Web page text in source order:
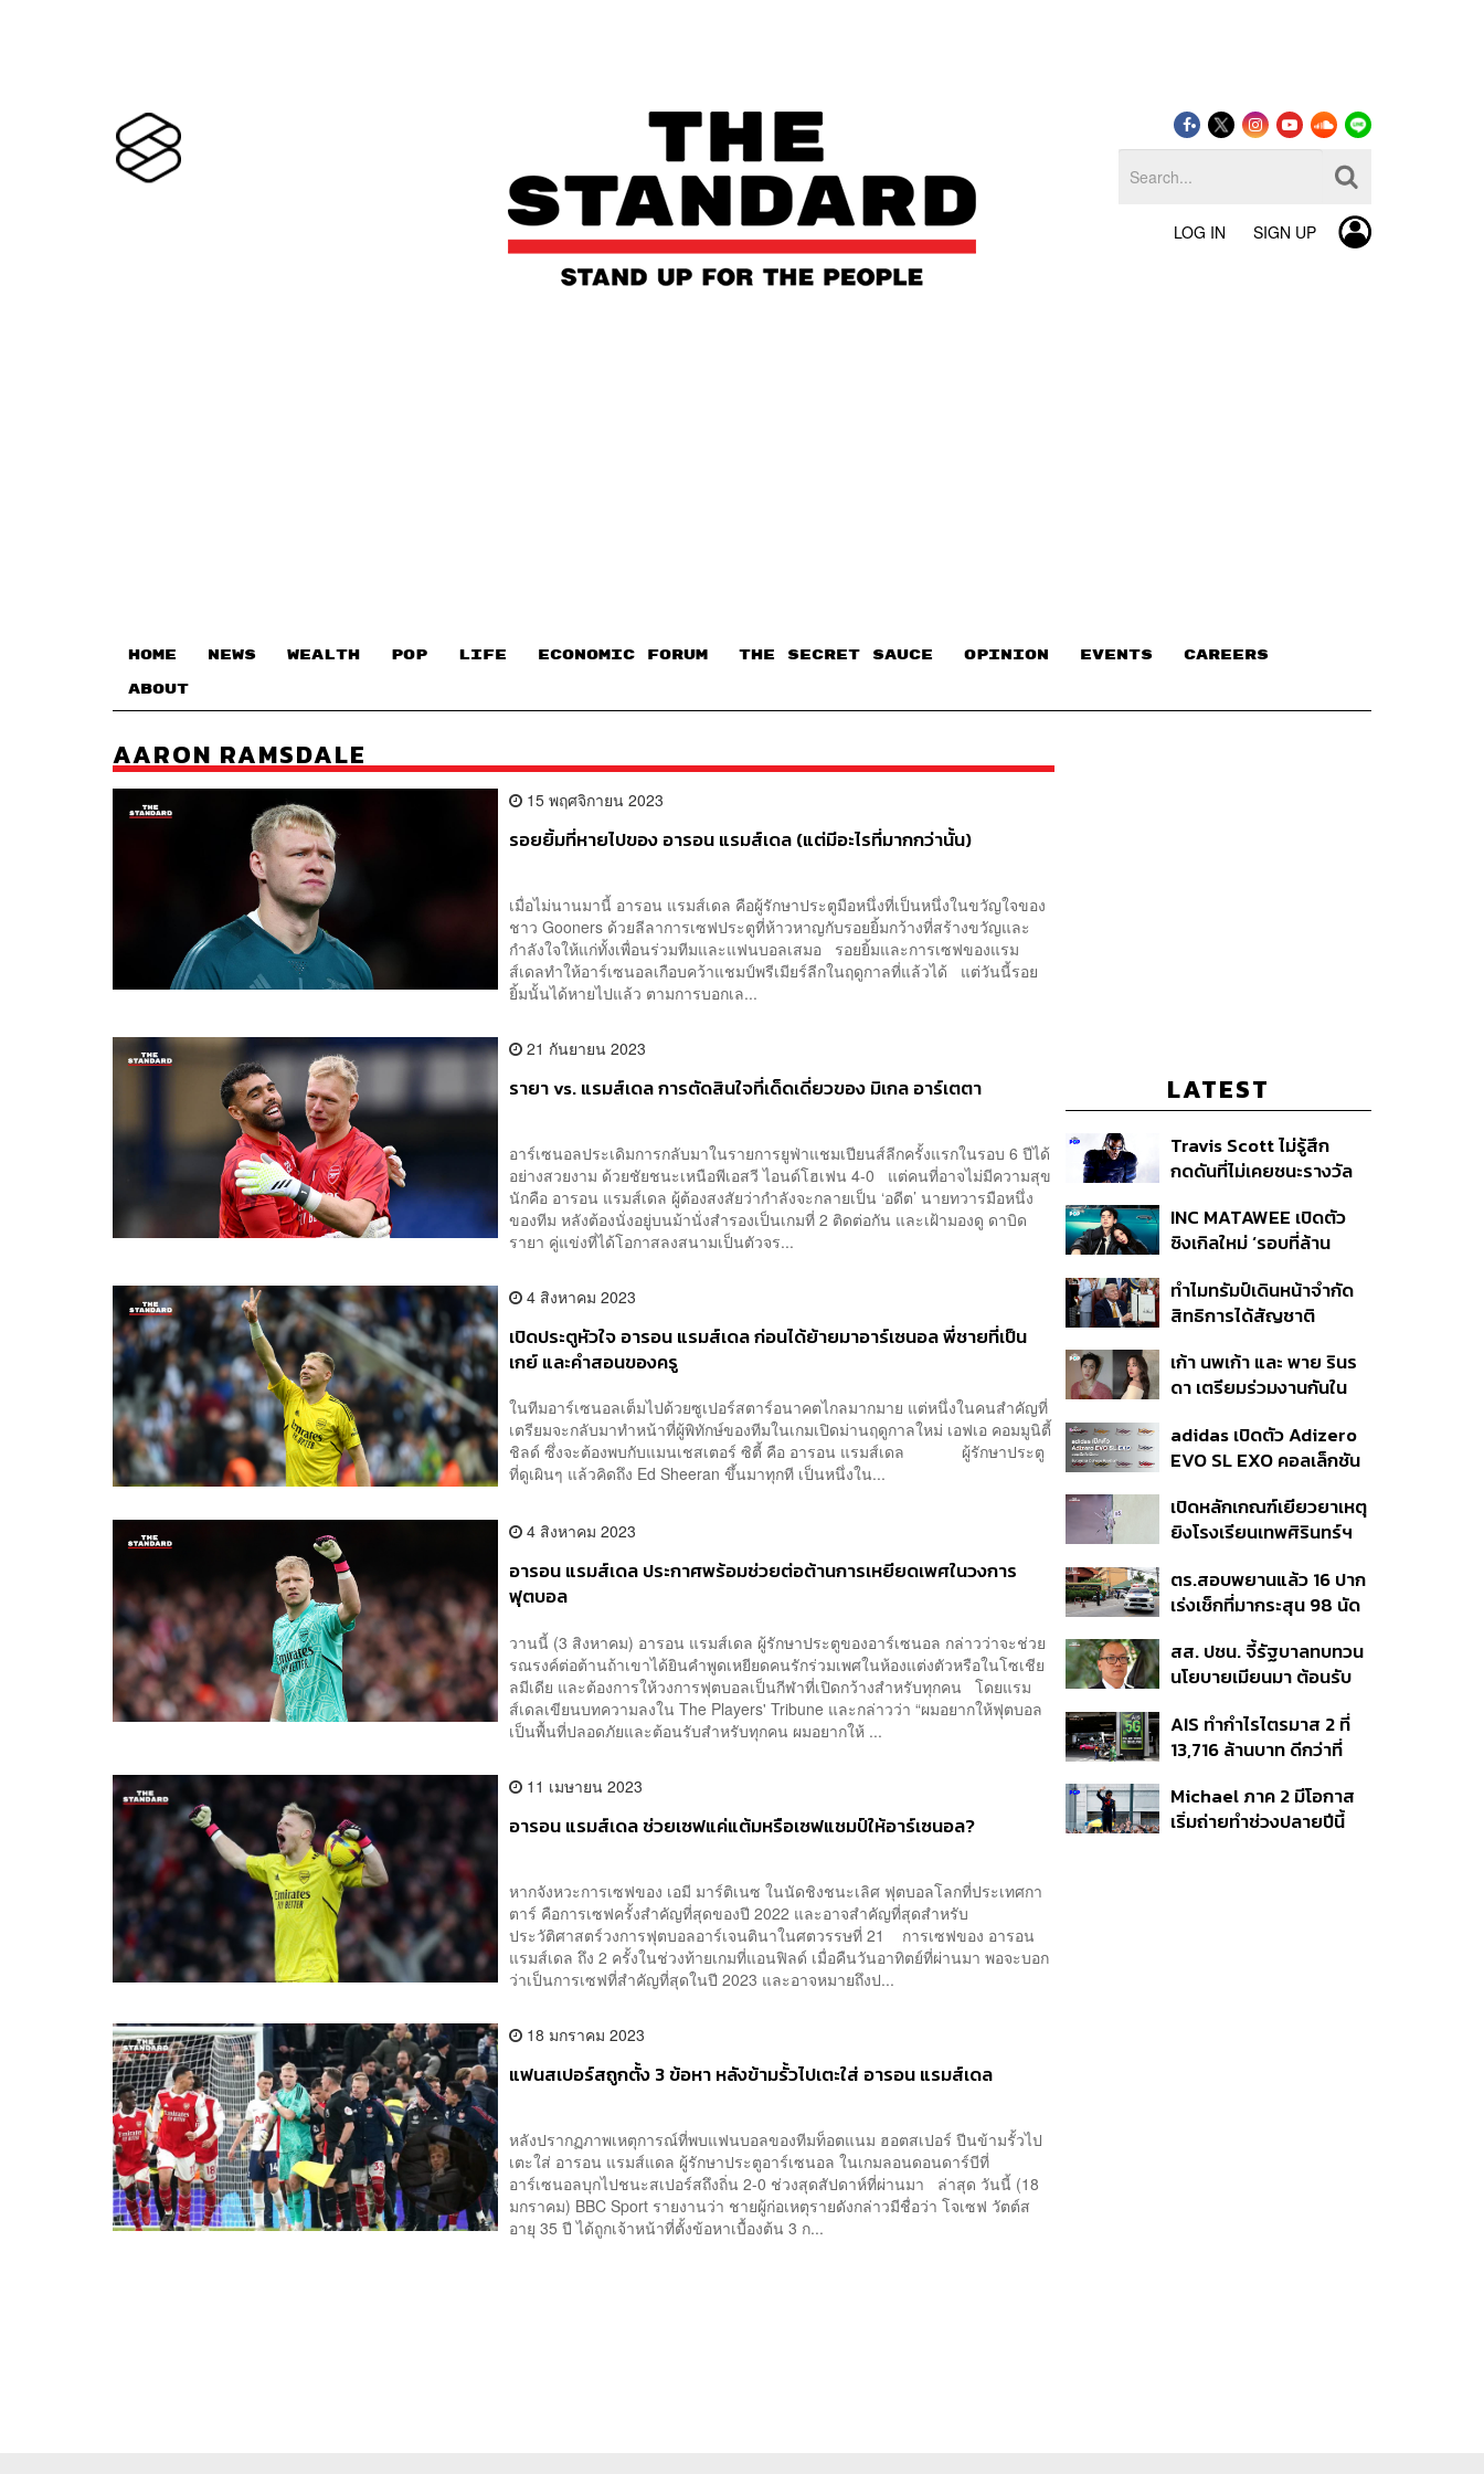
LOG IN SIGN UP
HOME NEWS WEALTH POP LIFE ECONOMIC FORUM THE SECRET SAUCE​ OPINION EVENTS CAREERS
ABOUT
AARON RAMSDALE
15 พฤศจิกายน 2023
รอยยิ้มที่หายไปของ อารอน แรมส์เดล (แต่มีอะไรที่มากกว่านั้น)
เมื่อไม่นานมานี้ อารอน แรมส์เดล คือผู้รักษาประตูมือหนึ่งที่เป็นหนึ่งในขวัญใจของ
ชาว Gooners ด้วยลีลาการเซฟประตูที่ห้าวหาญกับรอยยิ้มกว้างที่สร้างขวัญและ
กำลังใจให้แก่ทั้งเพื่อนร่วมทีมและแฟนบอลเสมอ รอยยิ้มและการเซฟของแรม
ส์เดลทำให้อาร์เซนอลเกือบคว้าแชมป์พรีเมียร์ลีกในฤดูกาลที่แล้วได้ แต่วันนี้รอย
ยิ้มนั้นได้หายไปแล้ว ตามการบอกเล...
21 กันยายน 2023
รายา vs. แรมส์เดล การตัดสินใจที่เด็ดเดี่ยวของ มิเกล อาร์เตตา
อาร์เซนอลประเดิมการกลับมาในรายการยูฟ่าแชมเปียนส์ลีกครั้งแรกในรอบ 6 ปีได้
อย่างสวยงาม ด้วยชัยชนะเหนือพีเอสวี ไอนด์โฮเฟน 4-0 แต่คนที่อาจไม่มีความสุข
นักคือ อารอน แรมส์เดล ผู้ต้องสงสัยว่ากำลังจะกลายเป็น ‘อดีต’ นายทวารมือหนึ่ง
ของทีม หลังต้องนั่งอยู่บนม้านั่งสำรองเป็นเกมที่ 2 ติดต่อกัน และเฝ้ามองดู ดาบิด
รายา คู่แข่งที่ได้โอกาสลงสนามเป็นตัวจร...
4 สิงหาคม 2023
เปิดประตูหัวใจ อารอน แรมส์เดล ก่อนได้ย้ายมาอาร์เซนอล พี่ชายที่เป็น
เกย์ และคำสอนของครู
ในทีมอาร์เซนอลเต็มไปด้วยซูเปอร์สตาร์อนาคตไกลมากมาย แต่หนึ่งในคนสำคัญที่
เตรียมจะกลับมาทำหน้าที่ผู้พิทักษ์ของทีมในเกมเปิดม่านฤดูกาลใหม่ เอฟเอ คอมมูนิตี้
ชิลด์ ซึ่งจะต้องพบกับแมนเชสเตอร์ ซิตี้ คือ อารอน แรมส์เดล ผู้รักษาประตู
ที่ดูเผินๆ แล้วคิดถึง Ed Sheeran ขึ้นมาทุกที เป็นหนึ่งใน...
4 สิงหาคม 2023
อารอน แรมส์เดล ประกาศพร้อมช่วยต่อต้านการเหยียดเพศในวงการ
ฟุตบอล
วานนี้ (3 สิงหาคม) อารอน แรมส์เดล ผู้รักษาประตูของอาร์เซนอล กล่าวว่าจะช่วย
รณรงค์ต่อต้านถ้าเขาได้ยินคำพูดเหยียดคนรักร่วมเพศในห้องแต่งตัวหรือในโซเชีย
ลมีเดีย และต้องการให้วงการฟุตบอลเป็นกีฬาที่เปิดกว้างสำหรับทุกคน โดยแรม
ส์เดลเขียนบทความลงใน The Players' Tribune และกล่าวว่า “ผมอยากให้ฟุตบอล
เป็นพื้นที่ปลอดภัยและต้อนรับสำหรับทุกคน ผมอยากให้ ...
11 เมษายน 2023
อารอน แรมส์เดล ช่วยเซฟแค่แต้มหรือเซฟแชมป์ให้อาร์เซนอล?
หากจังหวะการเซฟของ เอมี มาร์ติเนซ ในนัดชิงชนะเลิศ ฟุตบอลโลกที่ประเทศกา
ตาร์ คือการเซฟครั้งสำคัญที่สุดของปี 2022 และอาจสำคัญที่สุดสำหรับ
ประวัติศาสตร์วงการฟุตบอลอาร์เจนตินาในศตวรรษที่ 21 การเซฟของ อารอน
แรมส์เดล ถึง 2 ครั้งในช่วงท้ายเกมที่แอนฟิลด์ เมื่อคืนวันอาทิตย์ที่ผ่านมา พอจะบอก
ว่าเป็นการเซฟที่สำคัญที่สุดในปี 2023 และอาจหมายถึงป...
18 มกราคม 2023
แฟนสเปอร์สถูกตั้ง 3 ข้อหา หลังข้ามรั้วไปเตะใส่ อารอน แรมส์เดล
หลังปรากฏภาพเหตุการณ์ที่พบแฟนบอลของทีมท็อตแนม ฮอตสเปอร์ ปีนข้ามรั้วไป
เตะใส่ อารอน แรมส์แดล ผู้รักษาประตูอาร์เซนอล ในเกมลอนดอนดาร์บีที่
อาร์เซนอลบุกไปชนะสเปอร์สถึงถิ่น 2-0 ช่วงสุดสัปดาห์ที่ผ่านมา ล่าสุด วันนี้ (18
มกราคม) BBC Sport รายงานว่า ชายผู้ก่อเหตุรายดังกล่าวมีชื่อว่า โจเซฟ วัตต์ส
อายุ 35 ปี ได้ถูกเจ้าหน้าที่ตั้งข้อหาเบื้องต้น 3 ก...
LATEST
Travis Scott ไม่รู้สึก
กดดันที่ไม่เคยชนะรางวัล
แล้ว 10 ครั้ง
INC MATAWEE เปิดตัว
ซิงเกิลใหม่ ‘รอบที่ล้าน
มาแสดงในมิวสิกวิดีโอ
ทำไมทรัมป์เดินหน้าจำกัด
สิทธิการได้สัญชาติ
แม้ศาลสูงสุดเคยตัดสิน
คัดค้าน
เก้า นพเก้า และ พาย รินร
ดา เตรียมร่วมงานกันใน
Taste In Time’
adidas เปิดตัว Adizero
EVO SL EXO คอลเล็กชัน
Football
เปิดหลักเกณฑ์เยียวยาเหตุ
ยิงโรงเรียนเทพศิรินทร์ฯ
เจ็บสูงสุด 1 แสน เยียวยา
จิตใจ 5 ระดับ
ตร.สอบพยานแล้ว 16 ปาก
เร่งเช็กที่มากระสุน 98 นัด
ปากคำ
สส. ปชน. จี้รัฐบาลทบทวน
นโยบายเมียนมา ต้อนรับ
สัญญาว่างเปล่า
AIS ทำกำไรไตรมาส 2 ที่
13,716 ล้านบาท ดีกว่าที่
เท่าเดิม เน็ตบ้านโตแรงสุด
7.9%
Michael ภาค 2 มีโอกาส
เริ่มถ่ายทำช่วงปลายปีนี้